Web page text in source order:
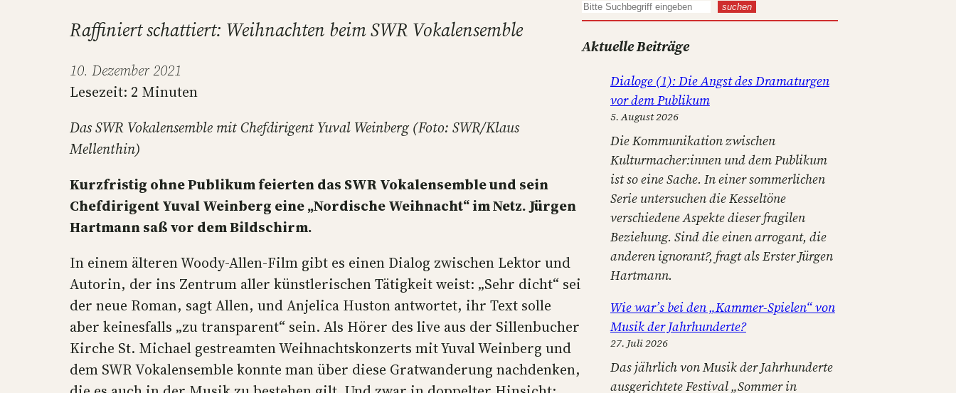
Raffiniert schattiert: Weihnachten beim SWR Vokalensemble
10. Dezember 2021
Lesezeit: 2 Minuten
Das SWR Vokalensemble mit Chefdirigent Yuval Weinberg (Foto: SWR/Klaus
Mellenthin)
Kurzfristig ohne Publikum feierten das SWR Vokalensemble und sein
Chefdirigent Yuval Weinberg eine „Nordische Weihnacht“ im Netz. Jürgen
Hartmann saß vor dem Bildschirm.
In einem älteren Woody-Allen-Film gibt es einen Dialog zwischen Lektor und
Autorin, der ins Zentrum aller künstlerischen Tätigkeit weist: „Sehr dicht“ sei
der neue Roman, sagt Allen, und Anjelica Huston antwortet, ihr Text solle
aber keinesfalls „zu transparent“ sein. Als Hörer des live aus der Sillenbucher
Kirche St. Michael gestreamten Weihnachtskonzerts mit Yuval Weinberg und
dem SWR Vokalensemble konnte man über diese Gratwanderung nachdenken,
S
c
suchen
Aktuelle Beiträge
Dialoge (1): Die Angst des Dramaturgen
vor dem Publikum
5. August 2026
Die Kommunikation zwischen
Kulturmacher:innen und dem Publikum
ist so eine Sache. In einer sommerlichen
Serie untersuchen die Kesseltöne
verschiedene Aspekte dieser fragilen
Beziehung. Sind die einen arrogant, die
anderen ignorant?, fragt als Erster Jürgen
Hartmann.
Wie war’s bei den „Kammer-Spielen“ von
Musik der Jahrhunderte?
27. Juli 2026
Das jährlich von Musik der Jahrhunderte
ausgerichtete Festival „Sommer in